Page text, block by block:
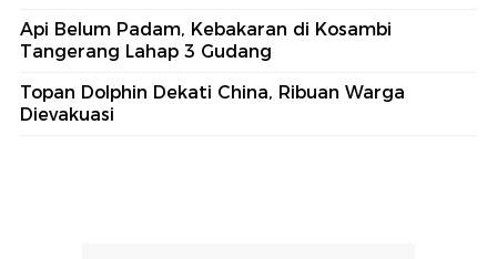
Api Belum Padam, Kebakaran di Kosambi
Tangerang Lahap 3 Gudang
Topan Dolphin Dekati China, Ribuan Warga
Dievakuasi